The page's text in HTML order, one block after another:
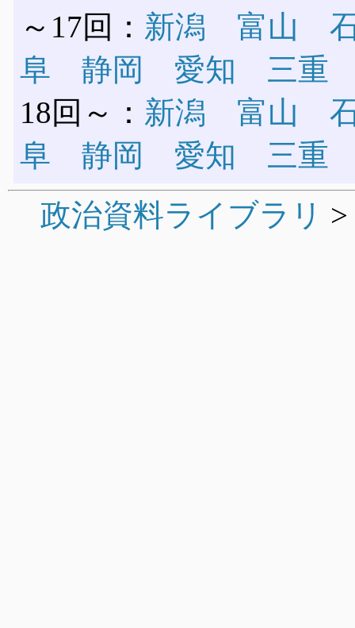
～17回： 新潟 富山
阜
静岡 愛知
三重
18回～： 新潟 富山
阜
静岡 愛知
三重
政治資料ライブラリ